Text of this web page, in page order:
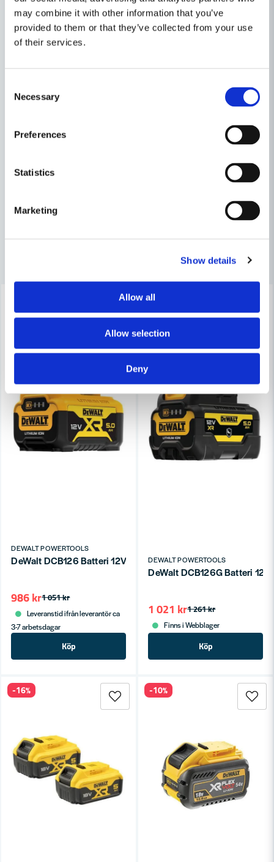
may combine it with other information that you’ve
provided to them or that they’ve collected from your use
of their services.
Selection
Necessary
Preferences
Statistics
Marketing
Show details
Allow all
Allow selection
Deny
Varumärke
Produkttyp
Ställ en produktfråga
question
Fråga oss något om denna produkten...
Ja, ni får publicera min fråga
Skicka fråga
Relaterade kategorier
Batterier & Laddare
Maskin, Laser & Handverktyg
DEWALT POWERTOOLS
DeWalt DCB126 Batteri 12V 5,0Ah
1 051 kr
986 kr
Leveranstid ifrån leverantör ca
3-7 arbetsdagar
Köp
DEWALT POWERTOOLS
DeWalt DCB126G Batteri 12V
1 261 kr
1 021 kr
Finns i Webblager
Köp
-19%
-16% -10%